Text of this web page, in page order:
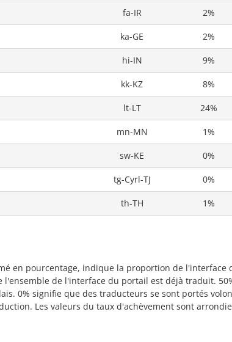
fa-IR 2%
ka-GE 2%
hi-IN 9%
kk-KZ 8%
lt-LT 24%
mn-MN 1%
sw-KE 0%
tg-Cyrl-TJ 0%
th-TH 1%
en pourcentage, indique la proportion de l'interface
l'ensemble de l'interface du portail est déjà traduit.
0% signifie que des traducteurs se sont portés
Les valeurs du taux d'achèvement sont